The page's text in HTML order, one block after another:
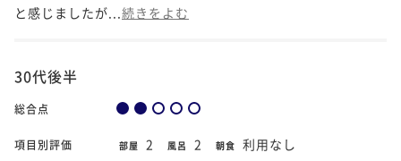
と感じましたが... 続きをよむ
30代後半
総合点
項目別評価 部屋 2 風呂 2 朝食 利用なし